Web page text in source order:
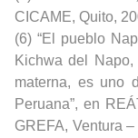
CICAME, Quito,
(6) “El pueblo
Kichwa del
materna, es uno
Peruana”, en
GREFA, Ventura